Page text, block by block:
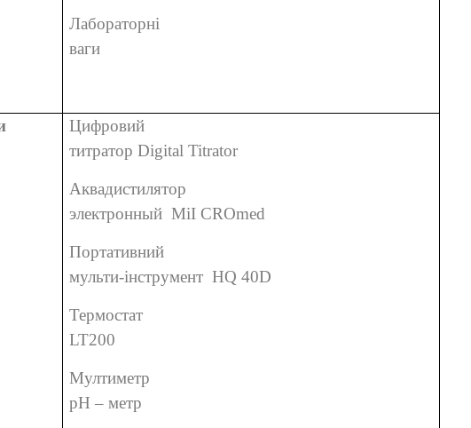
Лабораторні
ваги
Цифровий
титратор Digital Titrator
Аквадистилятор
электронный MiI CROmed
Портативний
мульти-інструмент HQ 40D
Термостат
LT200
Мултиметр
pH – метр